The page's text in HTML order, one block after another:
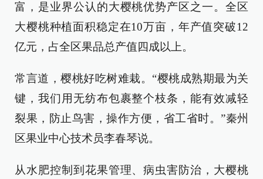
富，是业界公认的大樱桃优势产区之一。全区
大樱桃种植面积稳定在10万亩，年产值突破12
亿元，占全区果品总产值四成以上。
常言道，樱桃好吃树难栽。“樱桃成熟期最为关
键，我们用无纺布包裹整个枝条，能有效减轻
裂果，防止鸟害，操作方便，省工省时。”秦州
区果业中心技术员李春琴说。
从水肥控制到花果管理、病虫害防治，大樱桃